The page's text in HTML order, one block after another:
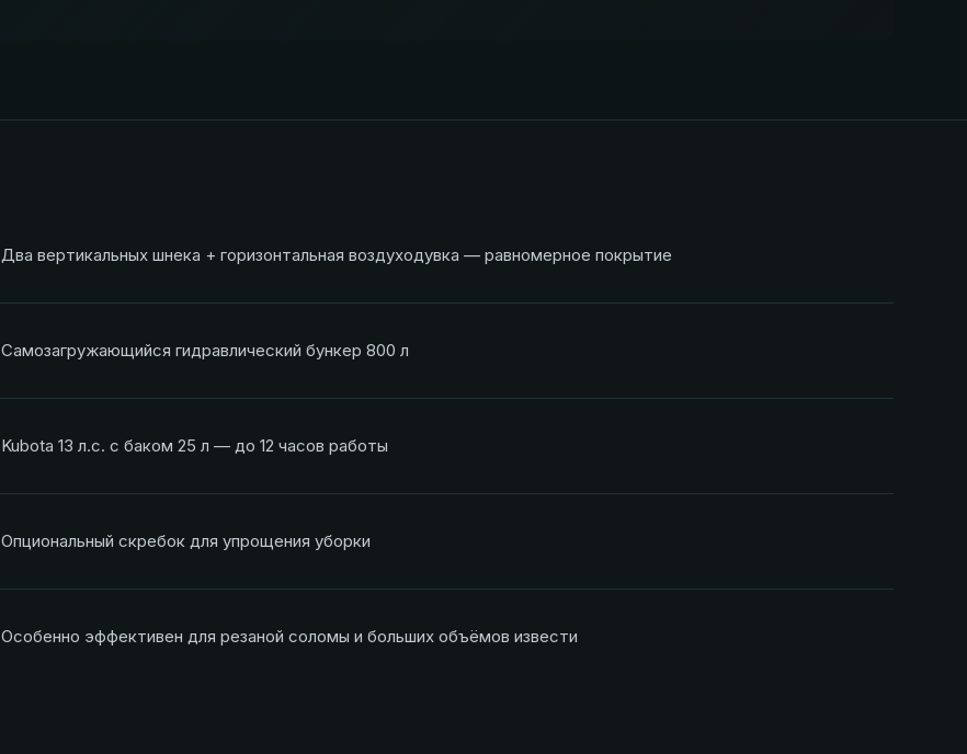
Два вертикальных шнека + горизонтальная воздуходувка — равномерное покрытие
Самозагружающийся гидравлический бункер 800 л
Kubota 13 л.с. с баком 25 л — до 12 часов работы
Опциональный скребок для упрощения уборки
Особенно эффективен для резаной соломы и больших объёмов извести